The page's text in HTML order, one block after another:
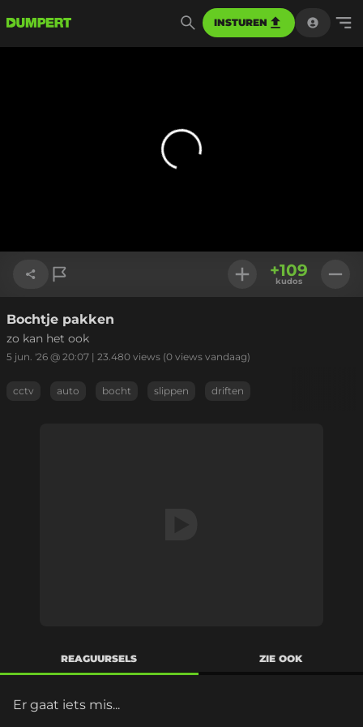
INSTUREN
Link kopiëren
+109
kudos
Bochtje pakken
zo kan het ook
5 jun. '26 @ 20:07 | 23.480 views (0 views vandaag)
cctv auto bocht slippen driften
REAGUURSELS ZIE OOK
Er gaat iets mis...